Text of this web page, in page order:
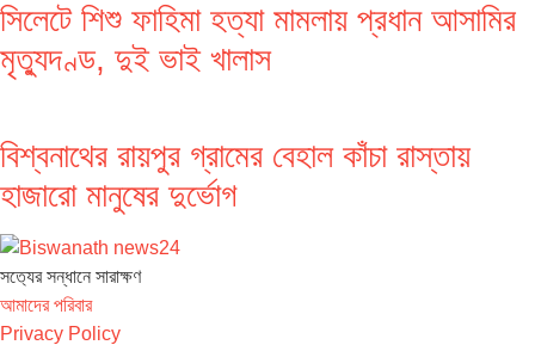
সিলেটে শিশু ফাহিমা হত্যা মামলায় প্রধান আসামির
মৃত্যুদণ্ড, দুই ভাই খালাস
বিশ্বনাথের রায়পুর গ্রামের বেহাল কাঁচা রাস্তায়
হাজারো মানুষের দুর্ভোগ
সত‌্যের সন্ধানে সারাক্ষণ
আমাদের পরিবার
Privacy Policy